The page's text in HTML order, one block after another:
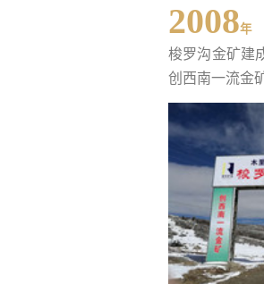
2008年
梭罗沟金矿建
创西南一流金